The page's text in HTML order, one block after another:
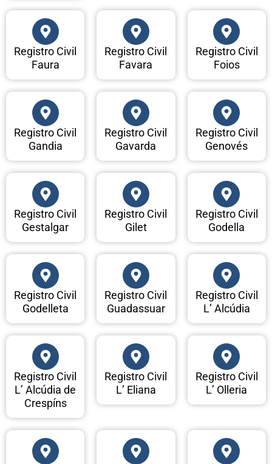
Registro Civil
Faura
Registro Civil
Favara
Registro Civil
Foios
Registro Civil
Gandia
Registro Civil
Gavarda
Registro Civil
Genovés
Registro Civil
Gestalgar
Registro Civil
Gilet
Registro Civil
Godella
Registro Civil
Godelleta
Registro Civil
Guadassuar
Registro Civil
L’ Alcúdia
Registro Civil
L’ Alcúdia de
Crespíns
Registro Civil
L’ Eliana
Registro Civil
L’ Olleria